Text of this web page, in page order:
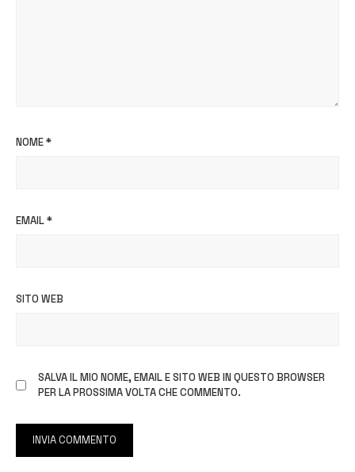
NOME*
EMAIL*
SITO WEB
SALVA IL MIO NOME, EMAIL E SITO WEB IN QUESTO BROWSER
PER LA PROSSIMA VOLTA CHE COMMENTO.